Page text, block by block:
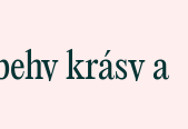
krásy a